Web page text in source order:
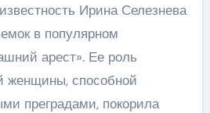
Ирина Селезнева
в популярном
арест». Ее роль
женщины, способной
преградами, покорила